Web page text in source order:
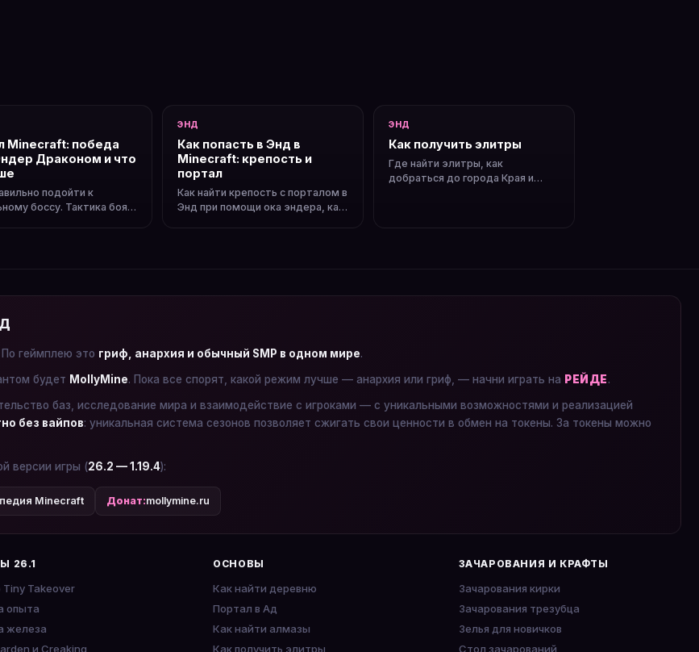
Minecraft: победа
Драконом и что
подойти к
боссу. Тактика боя с
ЭНД
Как попасть в Энд в
Minecraft: крепость и
портал
Как найти крепость с порталом в
Энд при помощи ока эндера, как
ЭНД
Как получить элитры
Где найти элитры, как
добраться до города Края и
По геймплею это гриф, анархия и обычный SMP в одном мире.
будет MollyMine. Пока все спорят, какой режим лучше — анархия или гриф, — начни играть на РЕЙДЕ.
баз, исследование мира и взаимодействие с игроками — с уникальными возможностями и реализацией
без вайпов: уникальная система сезонов позволяет сжигать свои ценности в обмен на токены. За токены можно
версии игры (26.2 — 1.19.4):
Minecraft Донат:mollymine.ru
26.1
Takeover
опыта
железа
и Creaking
ОСНОВЫ
Как найти деревню
Портал в Ад
Как найти алмазы
Как получить элитры
ЗАЧАРОВАНИЯ И КРАФТЫ
Зачарования кирки
Зачарования трезубца
Зелья для новичков
Стол зачарований